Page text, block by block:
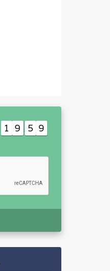
1 9 : 5 9